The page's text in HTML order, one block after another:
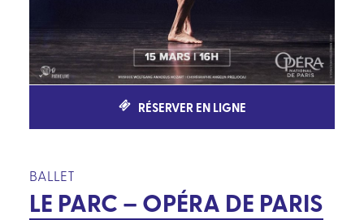
RÉSERVER EN LIGNE
BALLET
LE PARC – OPÉRA DE PARIS